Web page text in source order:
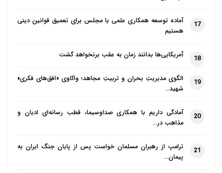
17
آماده توسعه همکاری علمی با مجلس برای تعمیق قوانین دینی
هستیم
18 آمریکایی‌ها بدانند زمان به عقب برنخواهد گشت
19
الگوی مدیریتِ بحران و تربیتِ مجاهد؛ واکاوی «افق‌های فکری»
شهید…
20
آمادگی داریم با همکاری صداوسیما، قطب رسانه‌ای ادیان و
مذاهب در…
21
ترامپ از رهبران مسلمان خواست پس از پایان جنگ ایران به
پیمان…